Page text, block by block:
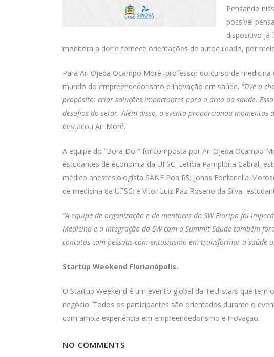
Pensando
possível
dispositivo já
monitora a dor e fornece orientações de autocuidado, por
Para Ari Ojeda Ocampo Moré, professor do curso de
mundo do empreendedorismo e inovação em saúde. “Tive a
propósito: criar soluções impactantes para a área da saúde.
desafios do setor. Além disso, o evento proporcionou
destacou Ari Moré.
A equipe do “Bora Dor” foi composta por Ari Ojeda Ocampo
estudantes de economia da UFSC; Letícia Pamplona Cabral,
médico anestesiologista SANE Poa RS; Jonas Fontanella
de medicina da UFSC; e Vitor Luiz Paz Roseno da Silva,
“A equipe de organização e de mentores do SW Floripa foi
Medicina e a integração do SW com o Summit Saúde também
contatos com pessoas com entusiasmo em transformar a saúde
Startup Weekend Florianópolis.
O Startup Weekend é um evento global da Techstars que
negócio. Todos os participantes são orientados durante o
com ampla experiência em empreendedorismo e inovação.
NO COMMENTS